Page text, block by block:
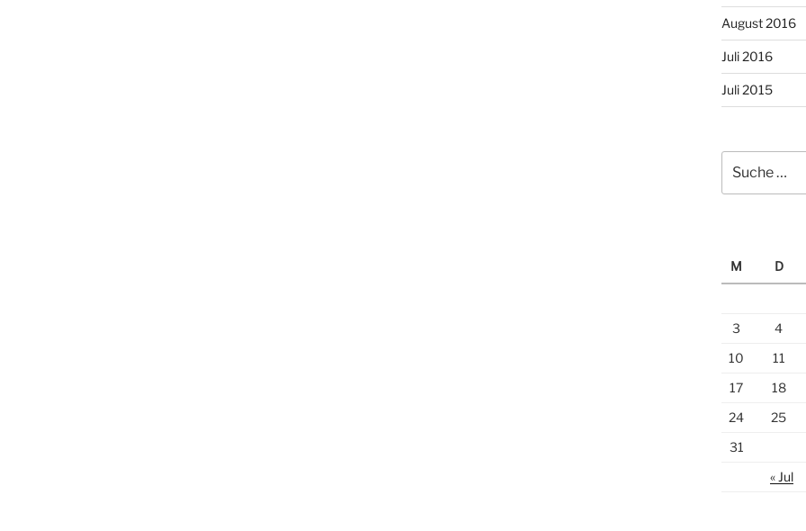
August 2016
Juli 2016
Juli 2015
nach:
M
D
3
4
10
11
17
18
24
25
31
« Jul